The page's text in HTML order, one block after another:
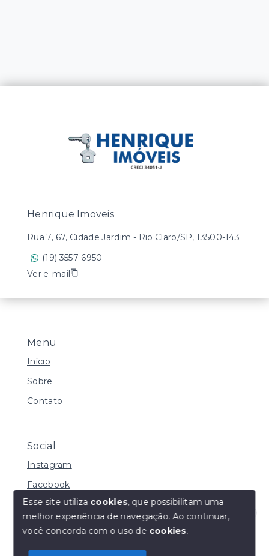
Olá! Estamos disponíveis para te ajudar.
Menu
Início
Sobre
Contato
Social
Instagram
Facebook
© Copyright 2026 - Henrique Imoveis - Todos os
Henrique Imoveis
Rua 7, 67, Cidade Jardim - Rio Claro/SP, 13500-143
(19) 3557-6950
Ver e-mail
Esse site utiliza cookies, que possibilitam uma
melhor experiência de navegação.Ao continuar,
você concorda com o uso de cookies.